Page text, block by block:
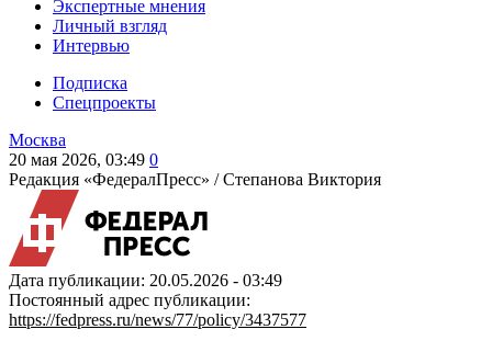
Экспертные мнения
Личный взгляд
Интервью
Подписка
Спецпроекты
Москва
20 мая 2026, 03:49 0
Редакция «ФедералПресс» /Степанова Виктория
Дата публикации: 20.05.2026 - 03:49
Постоянный адрес публикации:
https://fedpress.ru/news/77/policy/3437577